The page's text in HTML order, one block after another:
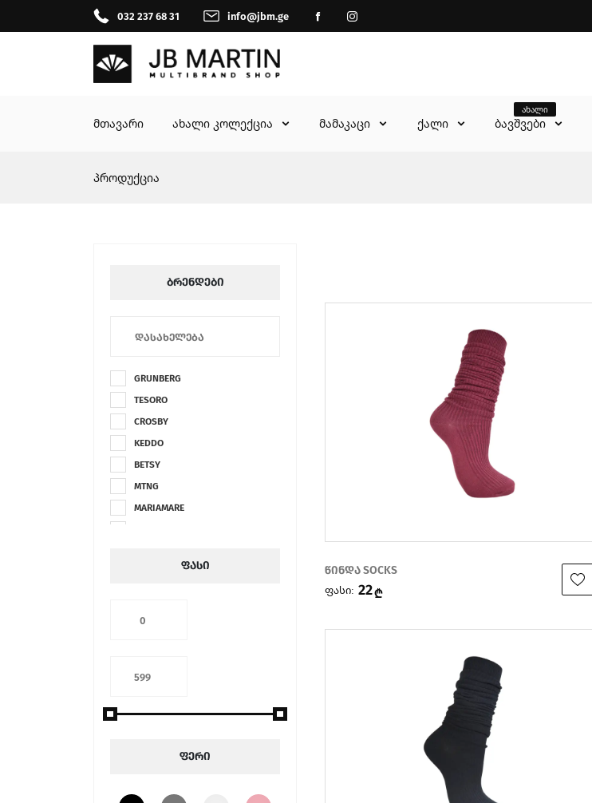
032 237 68 31 info@jbm.ge
მთავარი ახალი კოლექცია მამაკაცი ქალი ბავშვები
ახალი
პროდუქცია
ბრენდები
GRUNBERG
TESORO
CROSBY
KEDDO
BETSY
MTNG
MARIAMARE
CAFÉ MODA
PAYO
ფასი
ფერი
წინდა SOCKS
ფასი: 22₾